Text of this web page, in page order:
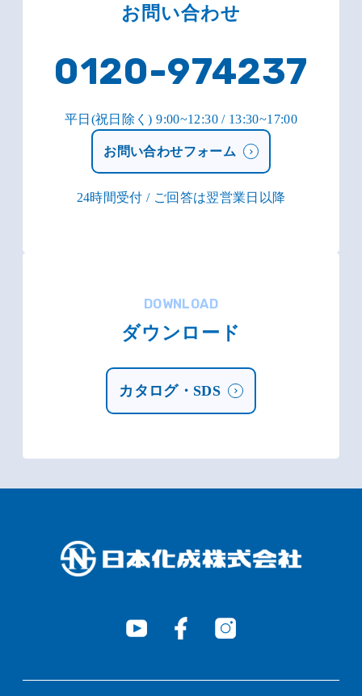
お問い合わせ
0120-974237
平日(祝日除く) 9:00~12:30 / 13:30~17:00
お問い合わせフォーム
24時間受付 / ご回答は翌営業日以降
DOWNLOAD
ダウンロード
カタログ・SDS